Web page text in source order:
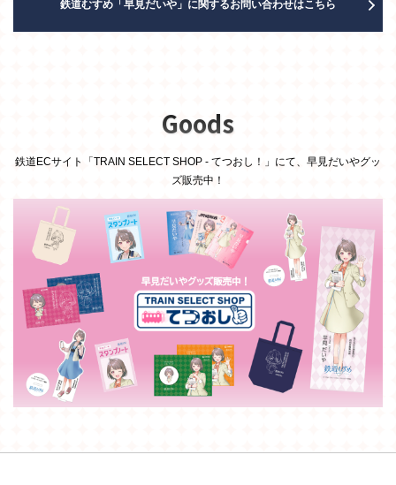
鉄道むすめ「早見だいや」に関するお問い合わせはこちら
Goods
鉄道ECサイト「TRAIN SELECT SHOP - てつおし！」にて、早見だいやグッ
ズ販売中！